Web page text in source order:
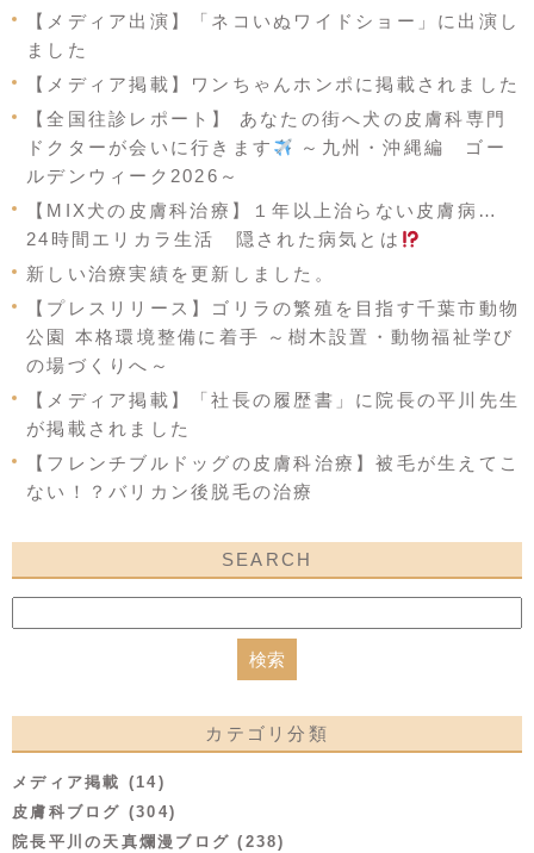
【メディア出演】「ネコいぬワイドショー」に出演し
ました
【メディア掲載】ワンちゃんホンポに掲載されました
【全国往診レポート】 あなたの街へ犬の皮膚科専門
ドクターが会いに行きます
～九州・沖縄編 ゴー
ルデンウィーク2026～
【MIX犬の皮膚科治療】１年以上治らない皮膚病…
24時間エリカラ生活 隠された病気とは
新しい治療実績を更新しました。
【プレスリリース】ゴリラの繁殖を目指す千葉市動物
公園 本格環境整備に着手 ～樹木設置・動物福祉学び
の場づくりへ～
【メディア掲載】「社長の履歴書」に院長の平川先生
が掲載されました
【フレンチブルドッグの皮膚科治療】被毛が生えてこ
ない！？バリカン後脱毛の治療
SEARCH
カテゴリ分類
メディア掲載 (14)
皮膚科ブログ (304)
院長平川の天真爛漫ブログ (238)